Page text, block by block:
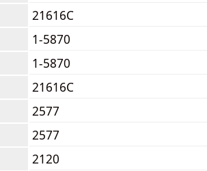
21616C
1-5870
1-5870
21616C
2577
2577
2120